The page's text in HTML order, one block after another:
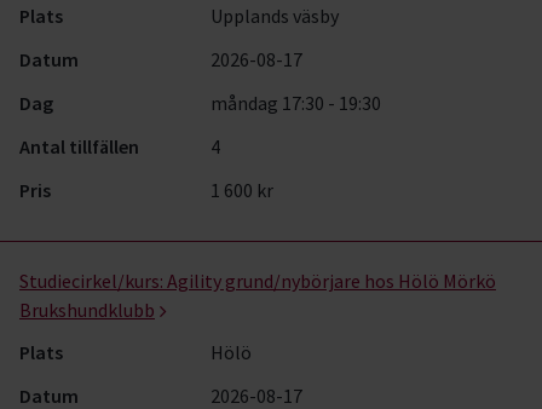
Plats
Upplands väsby
Datum
2026-08-17
Dag
måndag 17:30 - 19:30
Antal tillfällen
4
Pris
1 600 kr
Studiecirkel/kurs: Agility grund/nybörjare hos Hölö Mörkö
Brukshundklubb
Plats
Hölö
Datum
2026-08-17